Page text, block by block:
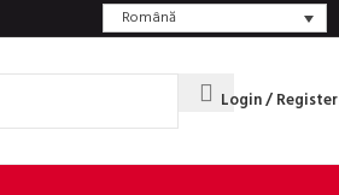
Română
Login / Register